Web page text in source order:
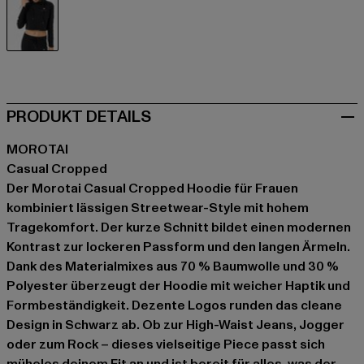
PRODUKT DETAILS
MOROTAI
Casual Cropped
Der Morotai Casual Cropped Hoodie für Frauen
kombiniert lässigen Streetwear-Style mit hohem
Tragekomfort. Der kurze Schnitt bildet einen modernen
Kontrast zur lockeren Passform und den langen Ärmeln.
Dank des Materialmixes aus 70 % Baumwolle und 30 %
Polyester überzeugt der Hoodie mit weicher Haptik und
Formbeständigkeit. Dezente Logos runden das cleane
Design in Schwarz ab. Ob zur High-Waist Jeans, Jogger
oder zum Rock – dieses vielseitige Piece passt sich